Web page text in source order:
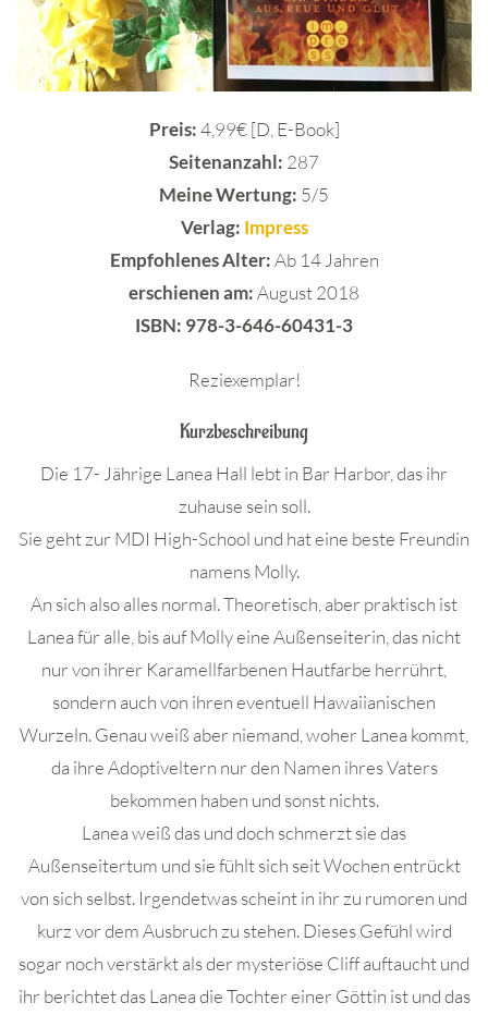
Preis:4,99€ [D, E-Book]
Seitenanzahl: 287
Meine Wertung: 5/5
Verlag: Impress
Empfohlenes Alter:Ab 14 Jahren
erschienen am:August 2018
ISBN: 978-3-646-60431-3
Reziexemplar!
Kurzbeschreibung
Die 17- Jährige Lanea Hall lebt in Bar Harbor, das ihr
zuhause sein soll.
Sie geht zur MDI High-School und hat eine beste Freundin
namens Molly.
An sich also alles normal. Theoretisch, aber praktisch ist
Lanea für alle, bis auf Molly eine Außenseiterin, das nicht
nur von ihrer Karamellfarbenen Hautfarbe herrührt,
sondern auch von ihren eventuell Hawaiianischen
Wurzeln. Genau weiß aber niemand, woher Lanea kommt,
da ihre Adoptiveltern nur den Namen ihres Vaters
bekommen haben und sonst nichts.
Lanea weiß das und doch schmerzt sie das
Außenseitertum und sie fühlt sich seit Wochen entrückt
von sich selbst. Irgendetwas scheint in ihr zu rumoren und
kurz vor dem Ausbruch zu stehen. Dieses Gefühl wird
sogar noch verstärkt als der mysteriöse Cliff auftaucht und
ihr berichtet das Lanea die Tochter einer Göttin ist und das